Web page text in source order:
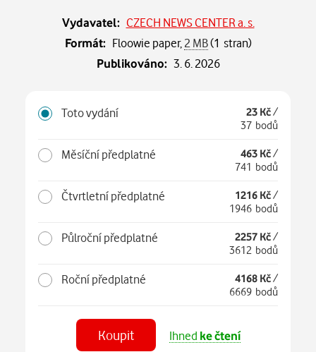
Vydavatel: CZECH NEWS CENTER a. s.
Formát: Floowie paper, 2 MB(1 stran)
Publikováno: 3. 6. 2026
Toto vydání 23 Kč/
37 bodů
Měsíční předplatné 463 Kč/
741 bodů
Čtvrtletní předplatné 1216 Kč/
1946 bodů
Půlroční předplatné 2257 Kč/
3612 bodů
Roční předplatné 4168 Kč/
6669 bodů
Koupit Ihned ke čtení